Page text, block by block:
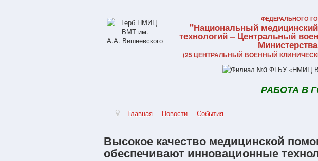
ФЕДЕРАЛЬНОГО
"Национальный
технологий – Центральный
(25 ЦЕНТРАЛЬНЫЙ ВОЕННЫЙ
РАБОТА В
Главная Новости События
Высокое качество медицинской
обеспечивают инновационные